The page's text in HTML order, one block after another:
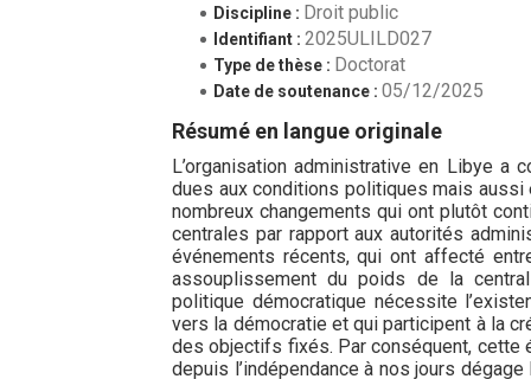
Discipline : Droit public
Identifiant : 2025ULILD027
Type de thèse : Doctorat
Date de soutenance : 05/12/2025
Résumé en langue originale
L’organisation administrative en Libye a
dues aux conditions politiques mais aussi
nombreux changements qui ont plutôt
centrales par rapport aux autorités
événements récents, qui ont affecté
assouplissement du poids de la
politique démocratique nécessite
vers la démocratie et qui participent à la
des objectifs fixés. Par conséquent, cette
depuis l’indépendance à nos jours